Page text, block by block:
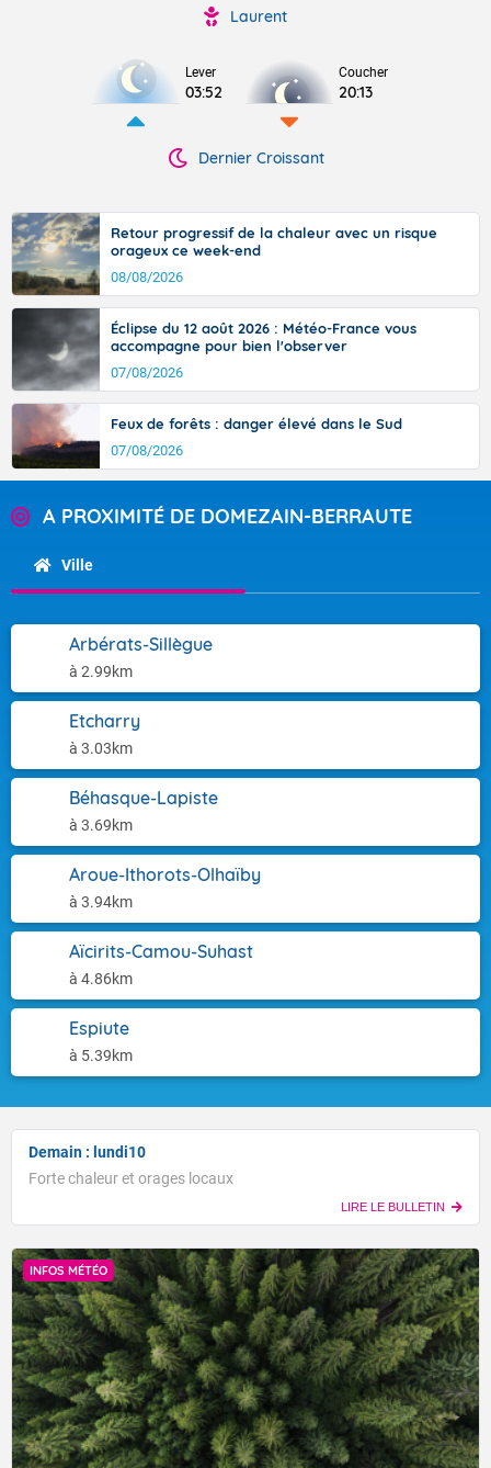
Laurent
Lever
03:52
Coucher
20:13
Dernier Croissant
Retour progressif de la chaleur avec un risque
orageux ce week-end
08/08/2026
Éclipse du 12 août 2026 : Météo-France vous
accompagne pour bien l'observer
07/08/2026
Feux de forêts : danger élevé dans le Sud
07/08/2026
A PROXIMITÉ DE DOMEZAIN-BERRAUTE
Ville
Arbérats-Sillègue
à 2.99km
Etcharry
à 3.03km
Béhasque-Lapiste
à 3.69km
Aroue-Ithorots-Olhaïby
à 3.94km
Aïcirits-Camou-Suhast
à 4.86km
Espiute
à 5.39km
Demain : lundi10
Forte chaleur et orages locaux
LIRE LE BULLETIN
INFOS MÉTÉO